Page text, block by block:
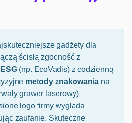
gadżety dla
ścisłą zgodność z
(np. EcoVadis) z codzienną
metody znakowania na
grawer laserowy)
logo firmy wygląda
zaufanie. Skuteczne